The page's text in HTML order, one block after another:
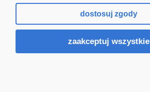
Sklep internetowy Shoper.pl
dostosuj zgody
zaakceptuj wszystkie